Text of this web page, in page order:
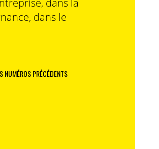
dans le
NUMÉROS PRÉCÉDENTS